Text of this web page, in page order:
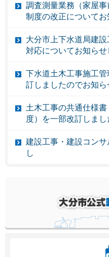
調査測量業務（家屋
制度の改正について
大分市上下水道局建
対応についてお知らせ
下水道土木工事施工
訂しましたのでお知ら
土木工事の共通仕様
度）を一部改訂しま
建設工事・建設コン
し